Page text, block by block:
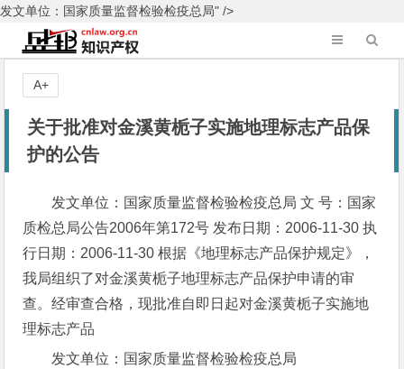
发文单位：国家质量监督检验检疫总局" />
关于批准对金溪黄栀子实施地理标志产品保
护的公告
发文单位：国家质量监督检验检疫总局 文 号：国家
质检总局公告2006年第172号 发布日期：2006-11-30 执
行日期：2006-11-30 根据《地理标志产品保护规定》，
我局组织了对金溪黄栀子地理标志产品保护申请的审
查。经审查合格，现批准自即日起对金溪黄栀子实施地
理标志产品
发文单位：国家质量监督检验检疫总局
A+